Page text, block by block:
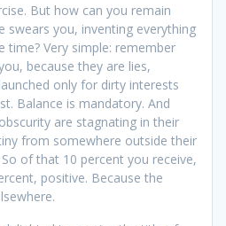
But how can you remain
swears you, inventing everything
time? Very simple: remember
because they are lies,
only for dirty interests
Balance is mandatory. And
are stagnating in their
from somewhere outside their
So of that 10 percent you receive,
positive. Because the